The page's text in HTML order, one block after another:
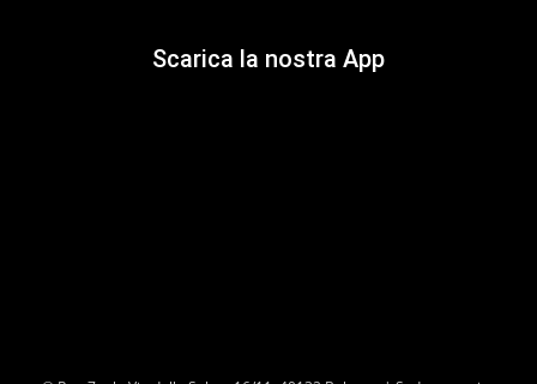
Scarica la nostra App